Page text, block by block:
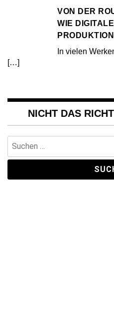
VON DER
WIE
In vielen
[…]
NICHT DAS
nach: